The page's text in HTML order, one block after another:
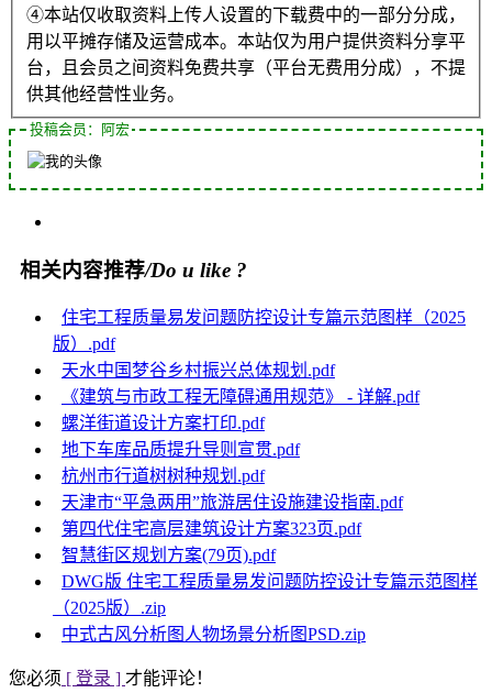
④本站仅收取资料上传人设置的下载费中的一部分分成，
用以平摊存储及运营成本。本站仅为用户提供资料分享平
台，且会员之间资料免费共享（平台无费用分成），不提
供其他经营性业务。
投稿会员：阿宏
相关内容推荐/Do u like ?
住宅工程质量易发问题防控设计专篇示范图样（2025
版）.pdf
天水中国梦谷乡村振兴总体规划.pdf
《建筑与市政工程无障碍通用规范》 - 详解.pdf
螺洋街道设计方案打印.pdf
地下车库品质提升导则宣贯.pdf
杭州市行道树树种规划.pdf
天津市“平急两用”旅游居住设施建设指南.pdf
第四代住宅高层建筑设计方案323页.pdf
智慧街区规划方案(79页).pdf
DWG版 住宅工程质量易发问题防控设计专篇示范图样
（2025版）.zip
中式古风分析图人物场景分析图PSD.zip
您必须 [ 登录 ] 才能评论！